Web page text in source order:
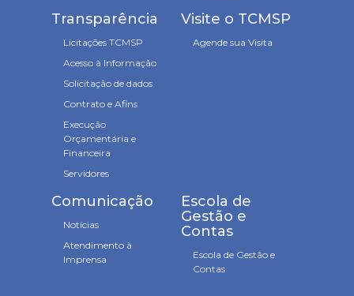
Transparência
Licitações TCMSP
Acesso à Informação
Solicitação de dados
Contrato e Afins
Execução
Orçamentária e
Financeira
Servidores
Visite o TCMSP
Agende sua Visita
Comunicação
Notícias
Atendimento à
Imprensa
Escola de
Gestão e
Contas
Escola de Gestão e
Contas